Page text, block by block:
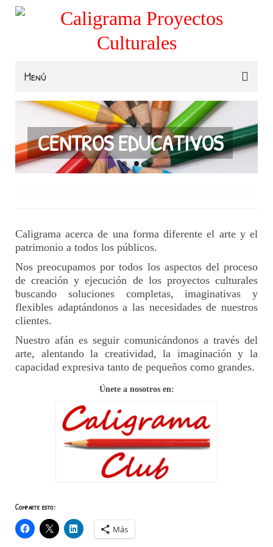
Menú
Familias
Colegios
Museos e Instituciones
CENTROS EDUCATIVOS
Caligrama acerca de una forma diferente el arte y el
patrimonio a todos los públicos.
Nos preocupamos por todos los aspectos del proceso
de creación y ejecución de los proyectos culturales
buscando soluciones completas, imaginativas y
flexibles adaptándonos a las necesidades de nuestros
clientes.
Nuestro afán es seguir comunicándonos a través del
arte, alentando la creatividad, la imaginación y la
capacidad expresiva tanto de pequeños como grandes.
Únete a nosotros en:
Comparte esto:
Más